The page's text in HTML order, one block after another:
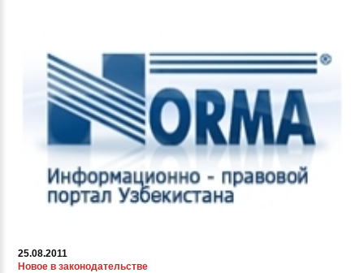
25.08.2011
Новое в законодательстве